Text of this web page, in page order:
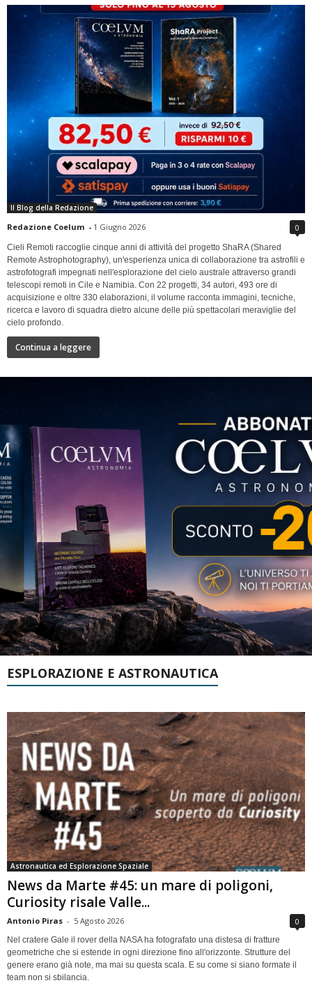
Il Blog della Redazione
Redazione Coelum - 1 Giugno 2026 0
Cieli Remoti raccoglie cinque anni di attività del progetto ShaRA (Shared
Remote Astrophotography), un'esperienza unica di collaborazione tra astrofili e
astrofotografi impegnati nell'esplorazione del cielo australe attraverso grandi
telescopi remoti in Cile e Namibia. Con 22 progetti, 34 autori, 493 ore di
acquisizione e oltre 330 elaborazioni, il volume racconta immagini, tecniche,
ricerca e lavoro di squadra dietro alcune delle più spettacolari meraviglie del
cielo profondo.
Continua a leggere
ESPLORAZIONE E ASTRONAUTICA
Astronautica ed Esplorazione Spaziale
News da Marte #45: un mare di poligoni,
Curiosity risale Valle...
Antonio Piras - 5 Agosto 2026 0
Nel cratere Gale il rover della NASA ha fotografato una distesa di fratture
geometriche che si estende in ogni direzione fino all'orizzonte. Strutture del
genere erano già note, ma mai su questa scala. E su come si siano formate il
team non si sbilancia.